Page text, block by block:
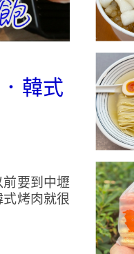
韓式
要到中壢
烤肉就很